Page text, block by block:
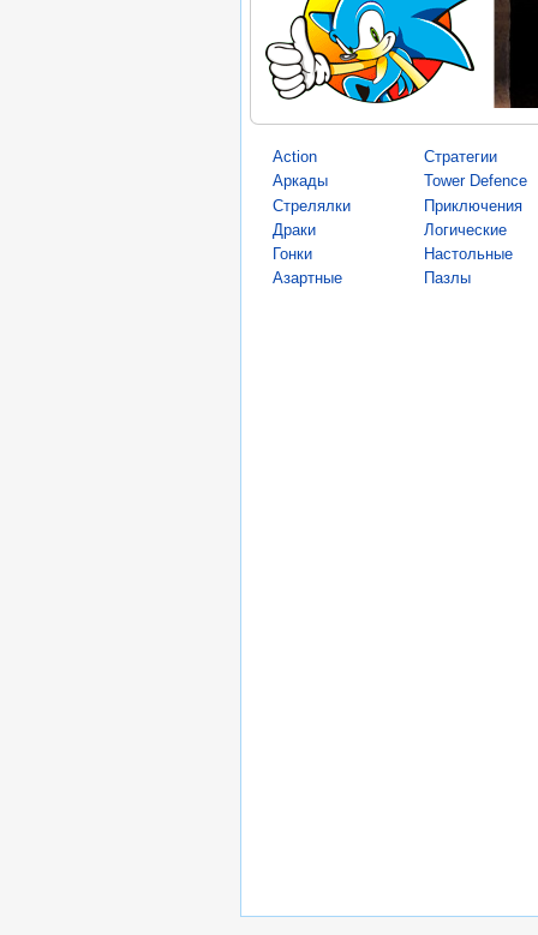
Action
Аркады
Стрелялки
Драки
Гонки
Азартные
Стратегии
Tower Defence
Приключения
Логические
Настольные
Пазлы